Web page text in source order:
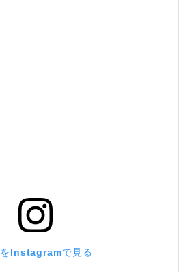
Instagramで見る